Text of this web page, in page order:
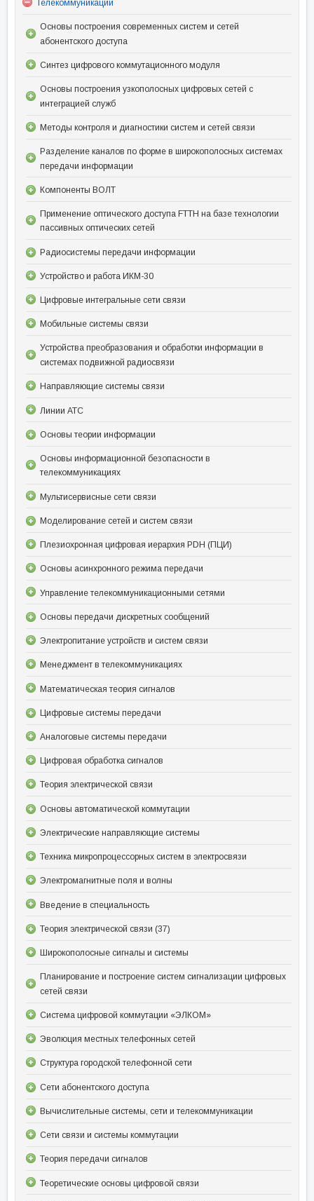
Телекоммуникации
Основы построения современных систем и сетей
абонентского доступа
Синтез цифрового коммутационного модуля
Основы построения узкополосных цифровых сетей с
интеграцией служб
Методы контроля и диагностики систем и сетей связи
Разделение каналов по форме в широкополосных системах
передачи информации
Компоненты ВОЛТ
Применение оптического доступа FTTH на базе технологии
пассивных оптических сетей
Радиосистемы передачи информации
Устройство и работа ИКМ-30
Цифровые интегральные сети связи
Мобильные системы связи
Устройства преобразования и обработки информации в
системах подвижной радиосвязи
Направляющие системы связи
Линии АТС
Основы теории информации
Основы информационной безопасности в
телекоммуникациях
Мультисервисные сети связи
Моделирование сетей и систем связи
Плезиохронная цифровая иерархия PDH (ПЦИ)
Основы асинхронного режима передачи
Управление телекоммуникационными сетями
Основы передачи дискретных сообщений
Электропитание устройств и систем связи
Менеджмент в телекоммуникациях
Математическая теория сигналов
Цифровые системы передачи
Аналоговые системы передачи
Цифровая обработка сигналов
Теория электрической связи
Основы автоматической коммутации
Электрические направляющие системы
Техника микропроцессорных систем в электросвязи
Электромагнитные поля и волны
Введение в специальность
Теория электрической связи (37)
Широкополосные сигналы и системы
Планирование и построение систем сигнализации цифровых
сетей связи
Система цифровой коммутации «ЭЛКОМ»
Эволюция местных телефонных сетей
Структура городской телефонной сети
Сети абонентского доступа
Вычислительные системы, сети и телекоммуникации
Сети связи и системы коммутации
Теория передачи сигналов
Теоретические основы цифровой связи